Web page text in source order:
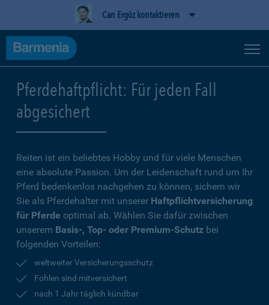
Can Ergöz kontaktieren
Pferdehaftpflicht: Für jeden Fall
abgesichert
Reiten ist ein beliebtes Hobby und für viele Menschen
eine absolute Passion. Um der Leidenschaft rund um Ihr
Pferd bedenkenlos nachgehen zu können, sichern wir
Sie als Pferdehalter mit unserer Haftpflichtversicherung
für Pferde optimal ab. Wählen Sie dafür zwischen
unserem Basis-, Top- oder Premium-Schutz bei
folgenden Vorteilen:
weltweiter Versicherungsschutz
Fohlen sind mitversichert
nach 1 Jahr täglich kündbar